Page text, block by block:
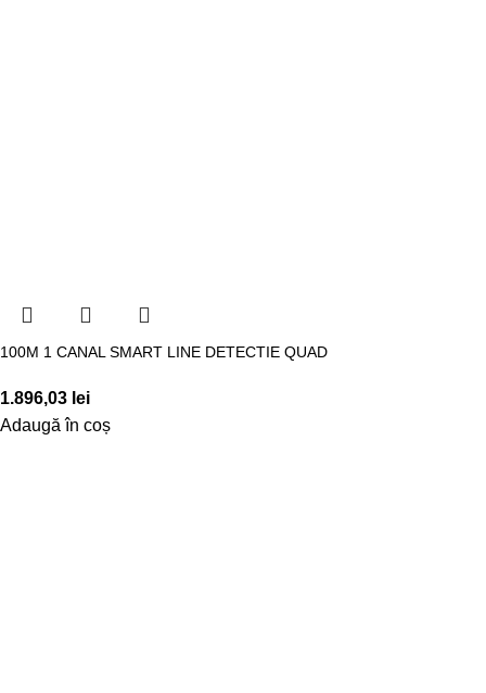
100M 1 CANAL SMART LINE DETECTIE QUAD
1.896,03 lei
Adaugă în coș